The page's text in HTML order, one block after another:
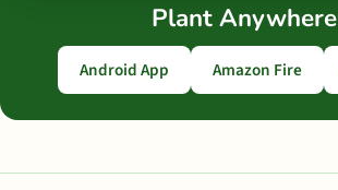
Plant Anywhere
Android App Amazon Fire